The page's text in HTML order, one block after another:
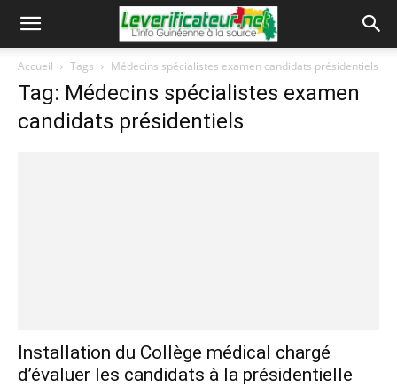
Accueil Tags Médecins spécialistes examen candidats présidentiels
Tag: Médecins spécialistes examen
candidats présidentiels
Installation du Collège médical chargé
d’évaluer les candidats à la présidentielle